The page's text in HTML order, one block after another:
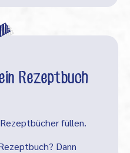
Rezeptbuch
füllen.
Dann